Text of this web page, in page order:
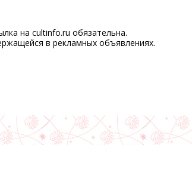
на cultinfo.ru обязательна.
в рекламных объявлениях.